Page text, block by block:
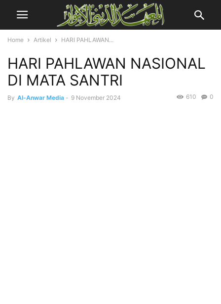
Home Artikel HARI PAHLAWAN...
HARI PAHLAWAN NASIONAL
DI MATA SANTRI
By Al-Anwar Media - 9 November 2024 0
610